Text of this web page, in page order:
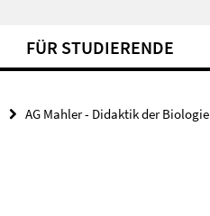
FÜR STUDIERENDE
AG Mahler - Didaktik der Biologie